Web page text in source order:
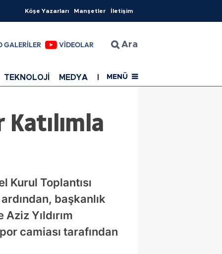
Köşe Yazarları Manşetler İletişim
GALERİLER VİDEOLAR Ara
TEKNOLOJİ MEDYA EĞİTİM SAĞLIK
MENÜ
Kurul Toplantısı
başkanlık
Yıldırım
camiası tarafından